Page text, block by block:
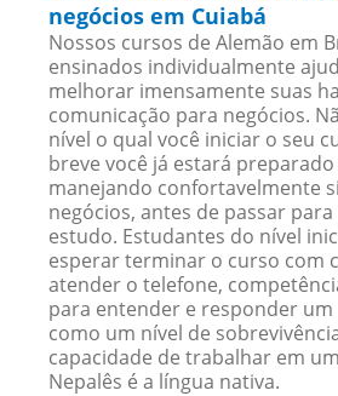
negócios em Cuiabá
Nossos cursos de Alemão em
ensinados individualmente
melhorar imensamente suas
comunicação para negócios.
nível o qual você iniciar o seu
breve você já estará
manejando confortavelmente
negócios, antes de passar
estudo. Estudantes do nível
esperar terminar o curso com
atender o telefone,
para entender e responder um
como um nível de
capacidade de trabalhar em
Nepalês é a língua nativa.